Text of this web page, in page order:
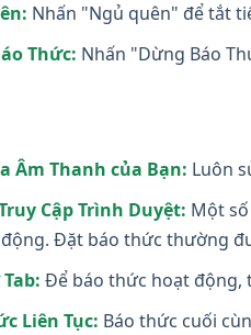
Nhấn "Ngủ quên" để tắt
Thức: Nhấn "Dừng Báo
Âm Thanh của Bạn: Luôn
Cập Trình Duyệt: Một
Đặt báo thức thường
Để báo thức hoạt động,
Liên Tục: Báo thức cuối